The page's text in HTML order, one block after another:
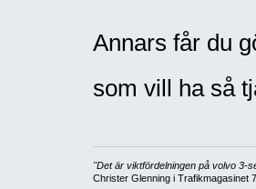
Annars får du
som vill ha så
"Det är viktfördelningen på volvo 3-
Christer Glenning i Trafikmagasinet